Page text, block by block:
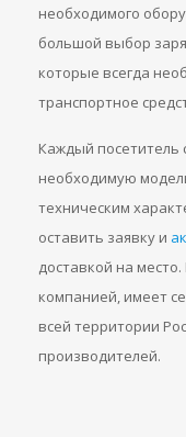
необходимого
большой выбор
которые всегда
транспортное
Каждый посетитель
необходимую
техническим
оставить заявку и
доставкой на
компанией, имеет
всей территории
производителей.